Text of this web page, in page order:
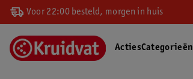
Voor 22:00 besteld, morgen in huis
ActiesCategorieën